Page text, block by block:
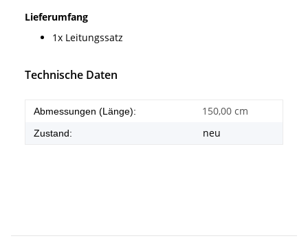
Lieferumfang
1x Leitungssatz
Technische Daten
Abmessungen (Länge): 150,00 cm
Zustand: neu